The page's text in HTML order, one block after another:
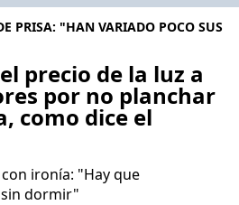
PRISA: "HAN VARIADO POCO SUS
precio de la luz a
por no planchar
como dice el
ironía: "Hay que
dormir"